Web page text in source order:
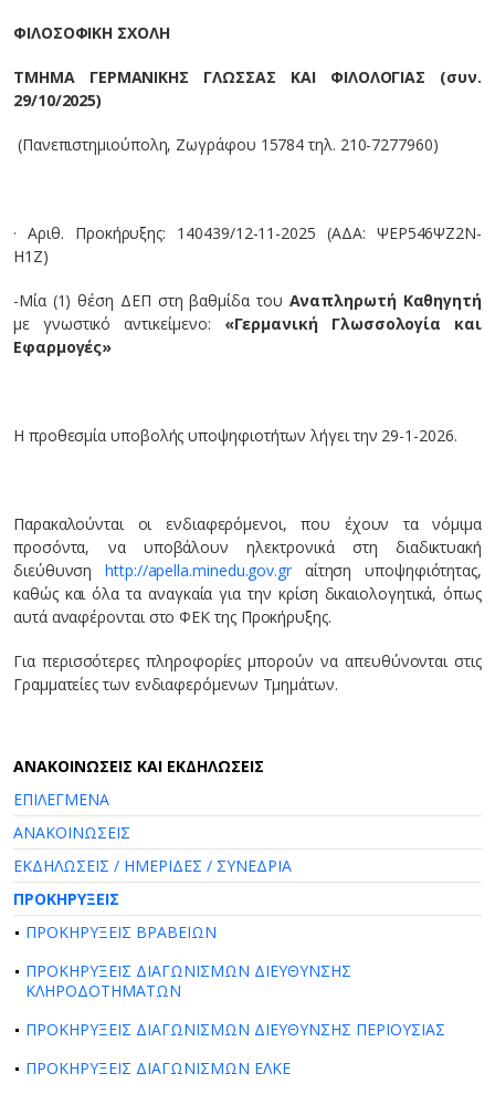
ΦΙΛΟΣΟΦΙΚΗ ΣΧΟΛΗ
ΤΜΗΜΑ ΓΕΡΜΑΝΙΚΗΣ ΓΛΩΣΣΑΣ ΚΑΙ ΦΙΛΟΛΟΓΙΑΣ (συν.
29/10/2025)
(Πανεπιστημιούπολη, Ζωγράφου 15784 τηλ. 210-7277960)
· Αριθ. Προκήρυξης: 140439/12-11-2025 (ΑΔΑ: ΨΕΡ546ΨΖ2Ν-
Η1Ζ)
-Μία (1) θέση ΔΕΠ στη βαθμίδα του Αναπληρωτή Καθηγητή
με γνωστικό αντικείμενο: «Γερμανική Γλωσσολογία και
Εφαρμογές»
Η προθεσμία υποβολής υποψηφιοτήτων λήγει την 29-1-2026.
Παρακαλούνται οι ενδιαφερόμενοι, που έχουν τα νόμιμα
προσόντα, να υποβάλουν ηλεκτρονικά στη διαδικτυακή
διεύθυνσηhttp://apella.minedu.gov.grαίτηση υποψηφιότητας,
καθώς και όλα τα αναγκαία για την κρίση δικαιολογητικά, όπως
αυτά αναφέρονται στο ΦΕΚ της Προκήρυξης.
Για περισσότερες πληροφορίες μπορούν να απευθύνονται στις
Γραμματείες των ενδιαφερόμενων Τμημάτων.
AΝΑΚΟΙΝΩΣΕΙΣ ΚΑΙ ΕΚΔΗΛΩΣΕΙΣ
ΕΠΙΛΕΓΜΕΝΑ
ΑΝΑΚΟΙΝΩΣΕΙΣ
ΕΚΔΗΛΩΣΕΙΣ / ΗΜΕΡΙΔΕΣ / ΣΥΝΕΔΡΙΑ
ΠΡΟΚΗΡΥΞΕΙΣ
ΠΡΟΚΗΡΥΞΕΙΣ ΒΡΑΒΕΙΩΝ
ΠΡΟΚΗΡΥΞΕΙΣ ΔΙΑΓΩΝΙΣΜΩΝ ΔΙΕΥΘΥΝΣΗΣ
ΚΛΗΡΟΔΟΤΗΜΑΤΩΝ
ΠΡΟΚΗΡΥΞΕΙΣ ΔΙΑΓΩΝΙΣΜΩΝ ΔΙΕΥΘΥΝΣΗΣ ΠΕΡΙΟΥΣΙΑΣ
ΠΡΟΚΗΡΥΞΕΙΣ ΔΙΑΓΩΝΙΣΜΩΝ ΕΛΚΕ